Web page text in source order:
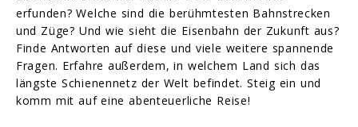
erfunden? Welche sind die berühmtesten Bahnstrecken
und Züge? Und wie sieht die Eisenbahn der Zukunft aus?
Finde Antworten auf diese und viele weitere spannende
Fragen. Erfahre außerdem, in welchem Land sich das
längste Schienennetz der Welt befindet. Steig ein und
komm mit auf eine abenteuerliche Reise!